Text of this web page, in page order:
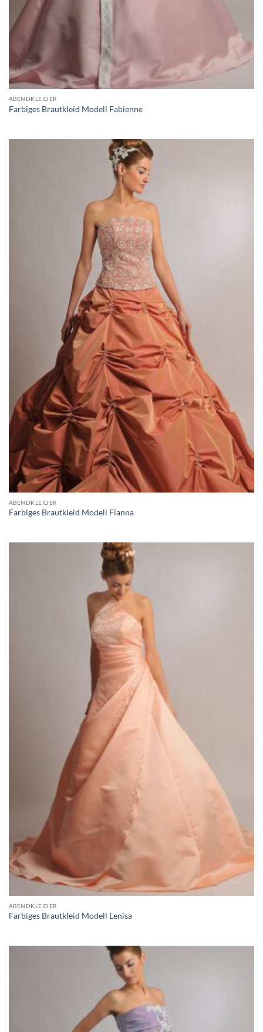
ABENDKLEIDER
Farbiges Brautkleid Modell Fabienne
ABENDKLEIDER
Farbiges Brautkleid Modell Fianna
ABENDKLEIDER
Farbiges Brautkleid Modell Lenisa